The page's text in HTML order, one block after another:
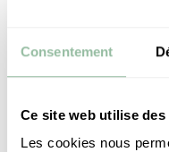
Consentement
Ce site web utilise des
Les cookies nous